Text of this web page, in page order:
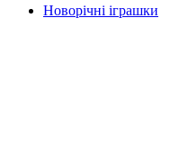
Новорічні іграшки